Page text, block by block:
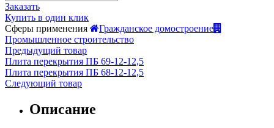
Заказать
Купить в один клик
Сферы применения
Гражданское домостроение
Промышленное строительство
Предыдущий товар
Плита перекрытия ПБ 69-12-12,5
Плита перекрытия ПБ 68-12-12,5
Следующий товар
Описание